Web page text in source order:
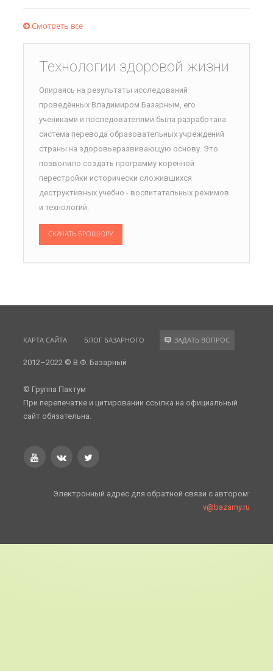
Смотреть все
Технологии здоровой жизни
Опираясь на результаты исследований
проведённых Владимиром Базарным, его
учениками и последователями была разработана
система перевода образовательных учреждений
страны на здоровьеразвивающую основу. Это
позволило создать программу коренной
перестройки исторически сложившихся
деструктивных учебно - воспитательных режимов
и технологий.
СКАЧАТЬ БРОШЮРУ
КАРТА САЙТА БЛОГ БАЗАРНОГО ЗАДАТЬ ВОПРОС
2012–2022 © В.Ф. Базарный
© Группа Пактум
При перепечатке и цитировании ссылка на официальный
сайт обязательна.
Электронный адрес для обратной связи с автором:
v@bazarny.ru